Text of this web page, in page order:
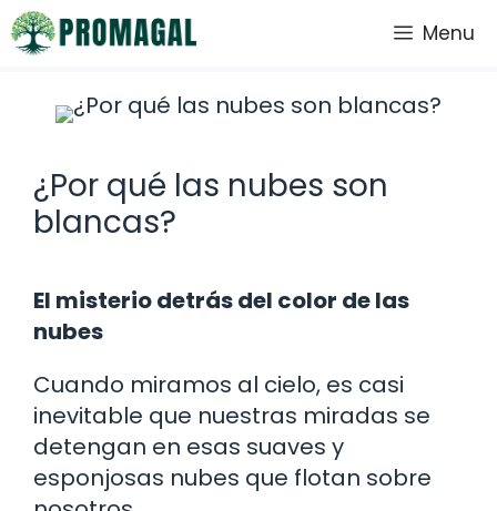
Saltar
al
Menu
¿Por qué las nubes son
blancas?
El misterio detrás del color de las
nubes
Cuando miramos al cielo, es casi
inevitable que nuestras miradas se
detengan en esas suaves y
esponjosas nubes que flotan sobre